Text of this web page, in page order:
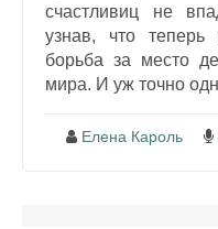
счастливиц не
узнав, что теперь
борьба за место
мира. И уж точно
Елена Кароль